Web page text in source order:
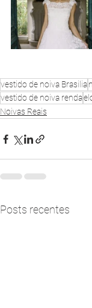
vestido de noiva Brasilia
vestido de noiva renda
Noivas Reais
Posts recentes